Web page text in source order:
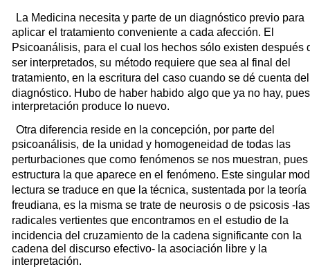
La Medicina necesita y parte de un diagnóstico previo para
aplicar el tratamiento conveniente a cada afección. El
Psicoanálisis, para el cual los hechos sólo existen después
ser interpretados, su método requiere que sea al final del
tratamiento, en la escritura del caso cuando se dé cuenta del
diagnóstico. Hubo de haber habido algo que ya no hay,
interpretación produce lo nuevo.
Otra diferencia reside en la concepción, por parte del
psicoanálisis, de la unidad y homogeneidad de todas las
perturbaciones que como fenómenos se nos muestran,
estructura la que aparece en el fenómeno. Este singular
lectura se traduce en que la técnica, sustentada por la teoría
freudiana, es la misma se trate de neurosis o de psicosis -
radicales vertientes que encontramos en el estudio de la
incidencia del cruzamiento de la cadena significante con la
cadena del discurso efectivo- la asociación libre y la
interpretación.